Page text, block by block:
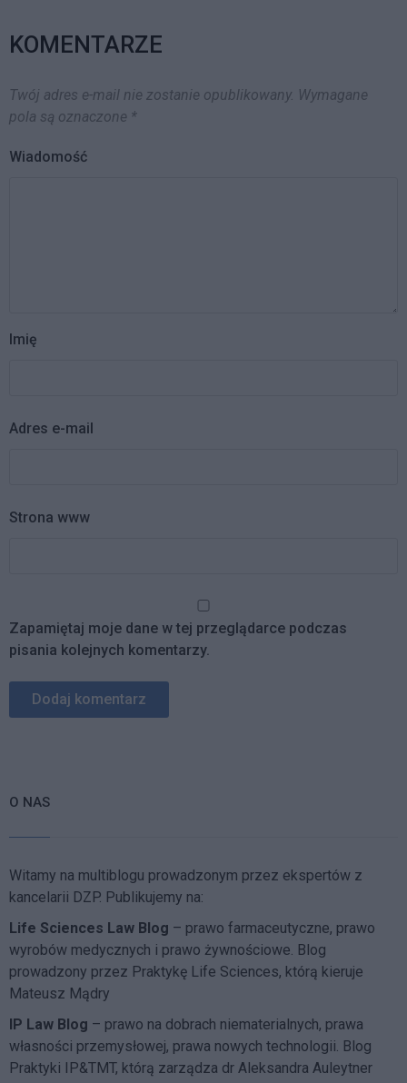
KOMENTARZE
Twój adres e-mail nie zostanie opublikowany. Wymagane
pola są oznaczone *
Wiadomość
Imię
Adres e-mail
Strona www
Zapamiętaj moje dane w tej przeglądarce podczas
pisania kolejnych komentarzy.
O NAS
Witamy na multiblogu prowadzonym przez ekspertów z
kancelarii DZP. Publikujemy na:
Life Sciences Law Blog – prawo farmaceutyczne, prawo
wyrobów medycznych i prawo żywnościowe. Blog
prowadzony przez Praktykę Life Sciences, którą kieruje
Mateusz Mądry
IP Law Blog – prawo na dobrach niematerialnych, prawa
własności przemysłowej, prawa nowych technologii. Blog
Praktyki IP&TMT, którą zarządza dr Aleksandra Auleytner